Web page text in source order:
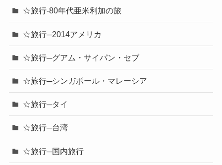
☆旅行-80年代亜米利加の旅
☆旅行─2014アメリカ
☆旅行─グアム・サイパン・セブ
☆旅行─シンガポール・マレーシア
☆旅行─タイ
☆旅行─台湾
☆旅行─国内旅行